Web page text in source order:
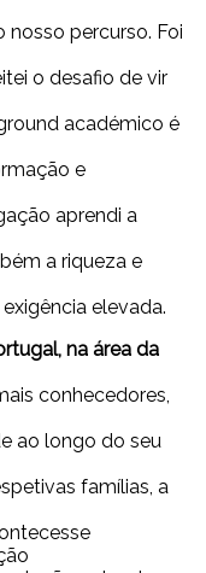
percurso. Foi
o desafio de vir
académico é
e
aprendi a
a riqueza e
elevada.
na área da
conhecedores,
ao longo do seu
famílias, a